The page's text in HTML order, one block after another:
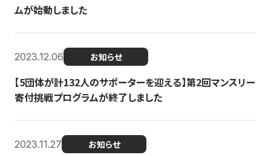
ムが始動しました
2023.12.06 お知らせ
【5団体が計132人のサポーターを迎える】第2回マンスリー
寄付挑戦プログラムが終了しました
2023.11.27 お知らせ